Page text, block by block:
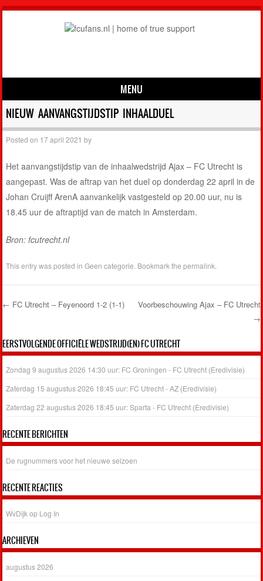
MENU
Skip to content
NIEUW AANVANGSTIJDSTIP INHAALDUEL
Posted on 17 april 2021 by
Het aanvangstijdstip van de inhaalwedstrijd Ajax – FC Utrecht is
aangepast. Was de aftrap van het duel op donderdag 22 april in de
Johan Cruijff ArenA aanvankelijk vastgesteld op 20.00 uur, nu is
18.45 uur de aftraptijd van de match in Amsterdam.
Bron: fcutrecht.nl
This entry was posted inGeen categorie . Bookmark thepermalink
← FC Utrecht – Feyenoord 1-2 (1-1)
Voorbeschouwing Ajax – FC Utrecht
→
EERSTVOLGENDE OFFICIËLE WEDSTRIJD(EN) FC UTRECHT
Zondag 9 augustus 2026 14:30 uur: FC Groningen - FC Utrecht (Eredivisie)
Zaterdag 15 augustus 2026 18:45 uur: FC Utrecht - AZ (Eredivisie)
Zaterdag 22 augustus 2026 18:45 uur: Sparta - FC Utrecht (Eredivisie)
RECENTE BERICHTEN
De rugnummers voor het nieuwe seizoen
RECENTE REACTIES
WvDijk op Log In
ARCHIEVEN
augustus 2026